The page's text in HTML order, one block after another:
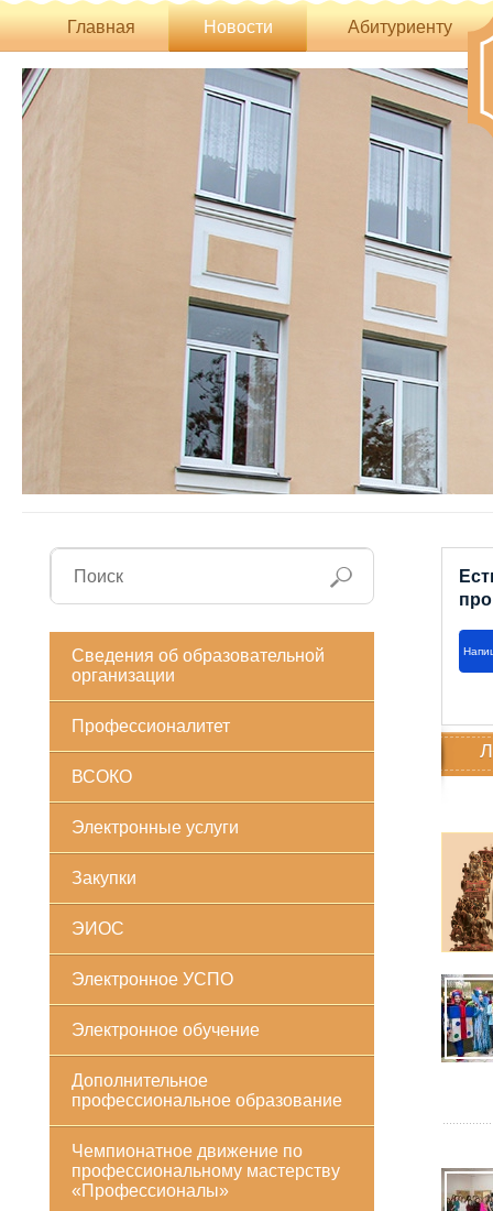
Главная Новости Абитуриенту
Сведения об образовательной
организации
Профессионалитет
ВСОКО
Электронные услуги
Закупки
ЭИОС
Электронное УСПО
Электронное обучение
Дополнительное
профессиональное образование
Чемпионатное движение по
профессиональному мастерству
«Профессионалы»